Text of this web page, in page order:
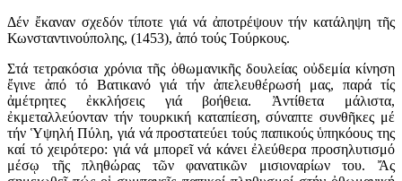
Δέν ἔκαναν σχεδόν τίποτε γιά νά ἀποτρέψουν τήν κατάληψη τῆς
Κωνσταντινούπολης, (1453), ἀπό τούς Τούρκους.
Στά τετρακόσια χρόνια τῆς ὀθωμανικῆς δουλείας οὐδεμία κίνηση
ἔγινε ἀπό τό Βατικανό γιά τήν ἀπελευθέρωσή μας, παρά τίς
ἀμέτρητες ἐκκλήσεις γιά βοήθεια. Ἀντίθετα μάλιστα,
ἐκμεταλλεύονταν τήν τουρκική καταπίεση, σύναπτε συνθῆκες μέ
τήν Ὑψηλή Πύλη, γιά νά προστατεύει τούς παπικούς ὑπηκόους της
καί τό χειρότερο: γιά νά μπορεῖ νά κάνει ἐλεύθερα προσηλυτισμό
μέσῳ τῆς πληθώρας τῶν φανατικῶν μισιοναρίων του. Ἄς